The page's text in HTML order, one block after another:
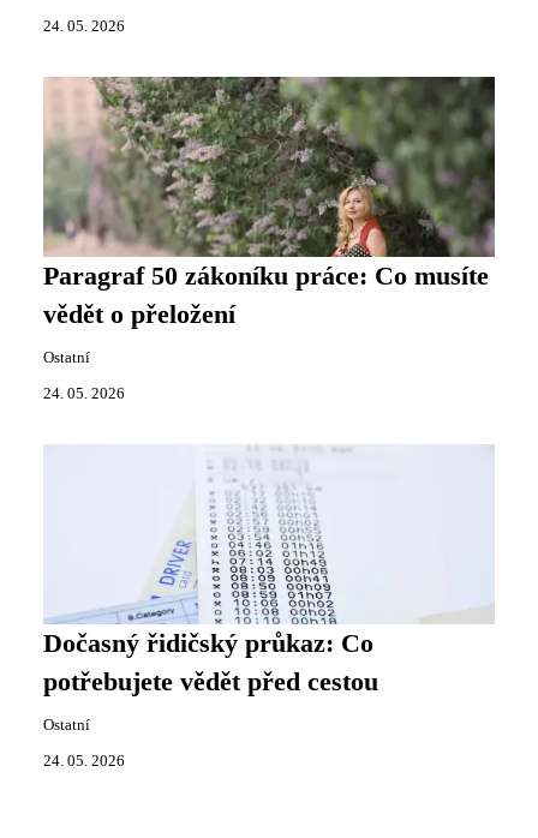
24. 05. 2026
Paragraf 50 zákoníku práce: Co musíte
vědět o přeložení
Ostatní
24. 05. 2026
Dočasný řidičský průkaz: Co
potřebujete vědět před cestou
Ostatní
24. 05. 2026